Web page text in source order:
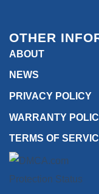
OTHER
ABOUT
NEWS
PRIVACY POLICY
WARRANTY
TERMS OF